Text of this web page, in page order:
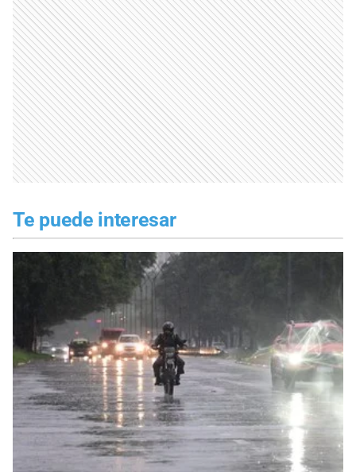
Te puede interesar